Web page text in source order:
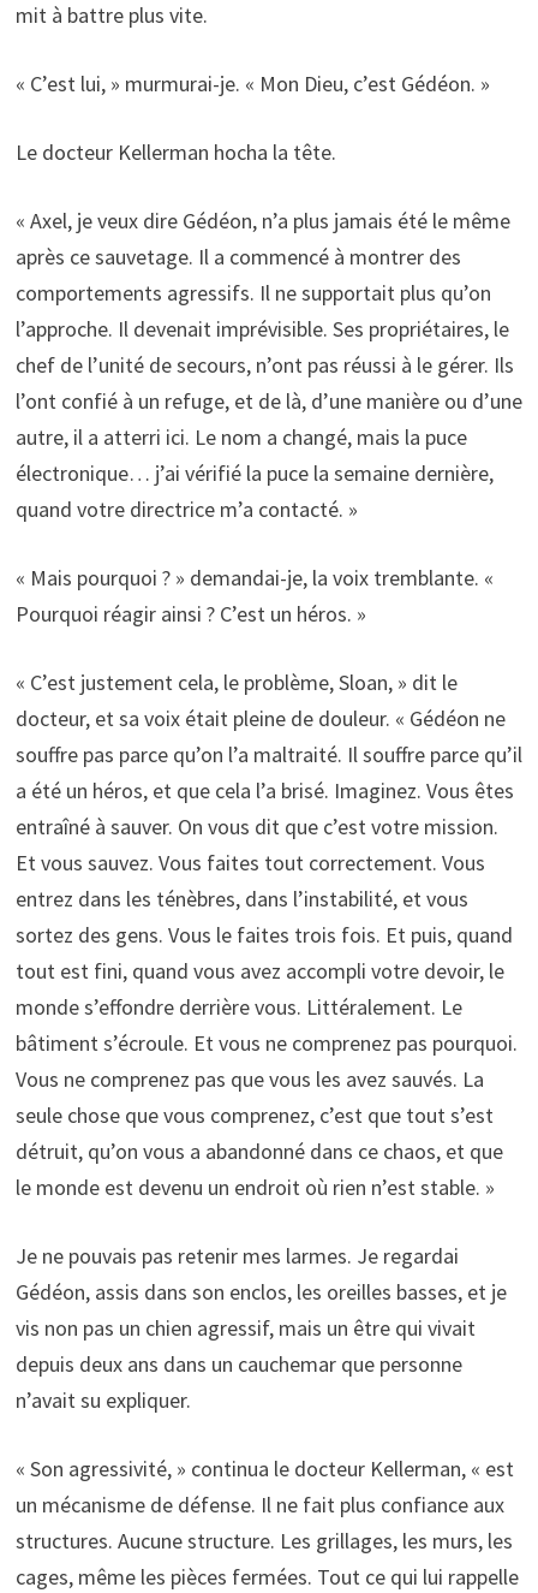
mit à battre plus vite.
« C’est lui, » murmurai-je. « Mon Dieu, c’est Gédéon. »
Le docteur Kellerman hocha la tête.
« Axel, je veux dire Gédéon, n’a plus jamais été le même
après ce sauvetage. Il a commencé à montrer des
comportements agressifs. Il ne supportait plus qu’on
l’approche. Il devenait imprévisible. Ses propriétaires, le
chef de l’unité de secours, n’ont pas réussi à le gérer. Ils
l’ont confié à un refuge, et de là, d’une manière ou d’une
autre, il a atterri ici. Le nom a changé, mais la puce
électronique… j’ai vérifié la puce la semaine dernière,
quand votre directrice m’a contacté. »
« Mais pourquoi ? » demandai-je, la voix tremblante. «
Pourquoi réagir ainsi ? C’est un héros. »
« C’est justement cela, le problème, Sloan, » dit le
docteur, et sa voix était pleine de douleur. « Gédéon ne
souffre pas parce qu’on l’a maltraité. Il souffre parce qu’il
a été un héros, et que cela l’a brisé. Imaginez. Vous êtes
entraîné à sauver. On vous dit que c’est votre mission.
Et vous sauvez. Vous faites tout correctement. Vous
entrez dans les ténèbres, dans l’instabilité, et vous
sortez des gens. Vous le faites trois fois. Et puis, quand
tout est fini, quand vous avez accompli votre devoir, le
monde s’effondre derrière vous. Littéralement. Le
bâtiment s’écroule. Et vous ne comprenez pas pourquoi.
Vous ne comprenez pas que vous les avez sauvés. La
seule chose que vous comprenez, c’est que tout s’est
détruit, qu’on vous a abandonné dans ce chaos, et que
le monde est devenu un endroit où rien n’est stable. »
Je ne pouvais pas retenir mes larmes. Je regardai
Gédéon, assis dans son enclos, les oreilles basses, et je
vis non pas un chien agressif, mais un être qui vivait
depuis deux ans dans un cauchemar que personne
n’avait su expliquer.
« Son agressivité, » continua le docteur Kellerman, « est
un mécanisme de défense. Il ne fait plus confiance aux
structures. Aucune structure. Les grillages, les murs, les
cages, même les pièces fermées. Tout ce qui lui rappelle